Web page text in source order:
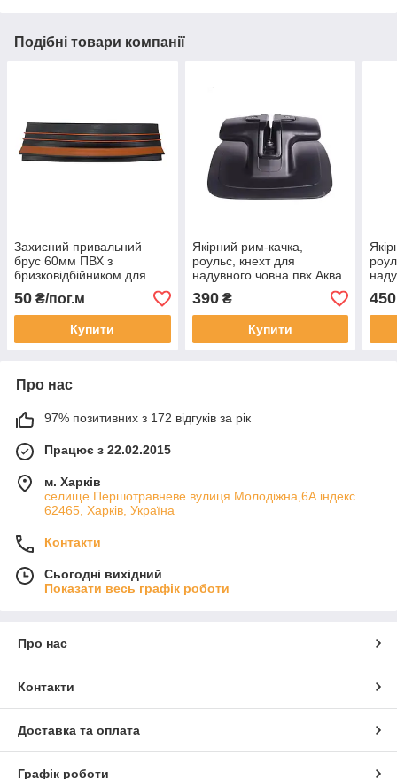
Подібні товари компанії
Захисний привальний
брус 60мм ПВХ з
бризковідбійником для
надувного човна чорний з
помаранчевими смужками
50 ₴/пог.м
Купити
Якірний рим-качка,
роульс, кнехт для
надувного човна пвх Аква
чорний
390₴
Купити
450
Про нас
97% позитивних з 172 відгуків за рік
Працює з 22.02.2015
м. Харків
cелище Першотравневе вулиця Молодіжна,6А індекс
62465, Харків, Україна
Контакти
Сьогодні вихідний
Показати весь графік роботи
Про нас
Контакти
Доставка та оплата
Графік роботи